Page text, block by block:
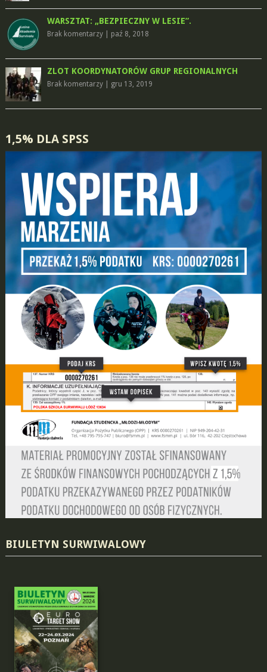
WARSZTAT: „BEZPIECZNY W LESIE”.
Brak komentarzy| paź 8, 2018
ZLOT KOORDYNATORÓW GRUP REGIONALNYCH
Brak komentarzy| gru 13, 2019
1,5% DLA SPSS
BIULETYN SURWIWALOWY